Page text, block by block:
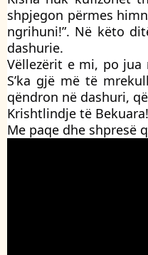
shpjegon përmes
ngrihuni!”. Në këto
dashurie.
Vëllezërit e mi, po jua
S’ka gjë më të
qëndron në dashuri,
Krishtlindje të Bekuara!
Me paqe dhe shpresë